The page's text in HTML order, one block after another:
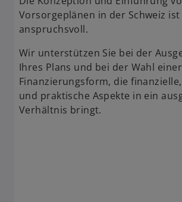
Vorsorgeplänen in der Schweiz ist
anspruchsvoll.
Wir unterstützen Sie bei der
Ihres Plans und bei der Wahl
Finanzierungsform, die
und praktische Aspekte in ein
Verhältnis bringt.